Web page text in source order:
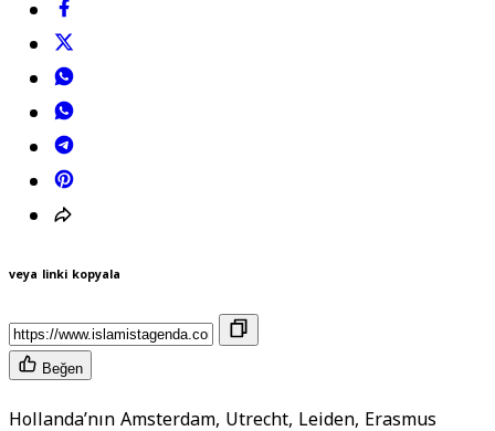
veya linki kopyala
Beğen
Hollanda’nın Amsterdam, Utrecht, Leiden, Erasmus